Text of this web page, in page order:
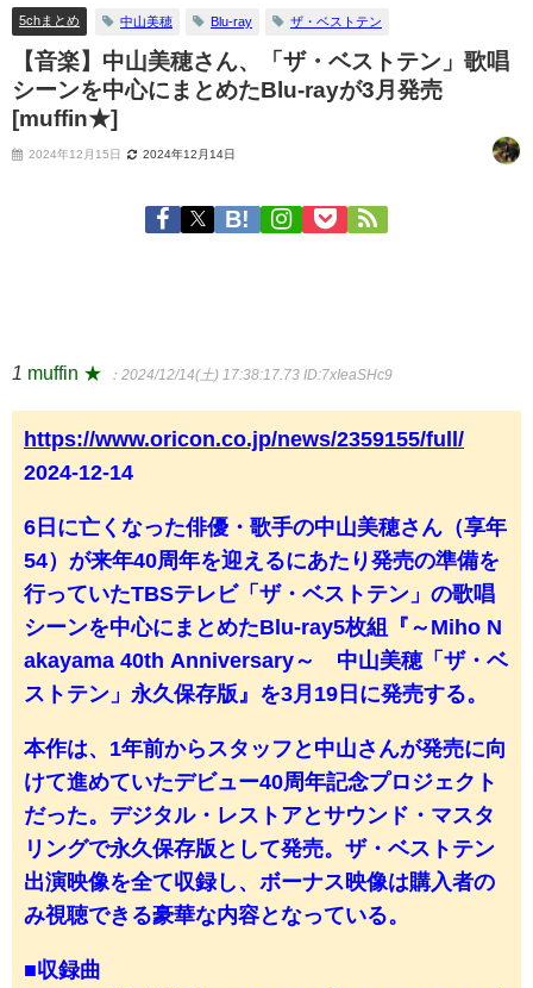
5chまとめ 中山美穂 Blu-ray ザ・ベストテン
【音楽】中山美穂さん、「ザ・ベストテン」歌唱
シーンを中心にまとめたBlu-rayが3月発売
[muffin★]
2024年12月15日 2024年12月14日
1 muffin ★ ：2024/12/14(土) 17:38:17.73 ID:7xIeaSHc9
https://www.oricon.co.jp/news/2359155/full/
2024-12-14
6日に亡くなった俳優・歌手の中山美穂さん（享年
54）が来年40周年を迎えるにあたり発売の準備を
行っていたTBSテレビ「ザ・ベストテン」の歌唱
シーンを中心にまとめたBlu-ray5枚組『～Miho N
akayama 40th Anniversary～ 中山美穂「ザ・ベ
ストテン」永久保存版』を3月19日に発売する。
本作は、1年前からスタッフと中山さんが発売に向
けて進めていたデビュー40周年記念プロジェクト
だった。デジタル・レストアとサウンド・マスタ
リングで永久保存版として発売。ザ・ベストテン
出演映像を全て収録し、ボーナス映像は購入者の
み視聴できる豪華な内容となっている。
■収録曲